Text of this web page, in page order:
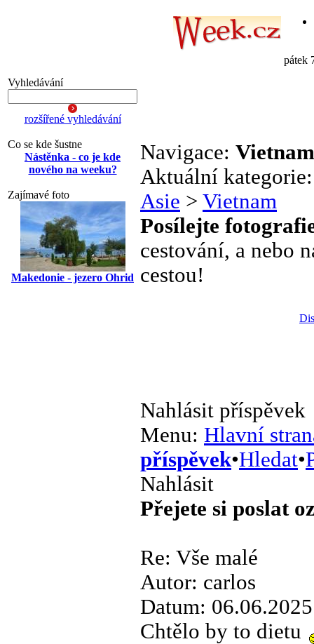
pátek
Vyhledávání
rozšířené vyhledávání
Co se kde šustne
Nástěnka - co je kde
nového na weeku?
Zajímavé foto
Makedonie - jezero Ohrid
Navigace: Vietnam
Aktuální
Asie > Vietnam
Posílejte
cestování, a nebo
cestou!
Nahlásit příspěvek
Menu: Hlavní
příspěvek•Hledat•
Nahlásit
Přejete si poslat
Re: Vše malé
Autor: carlos
Datum:
Chtělo by to dietu